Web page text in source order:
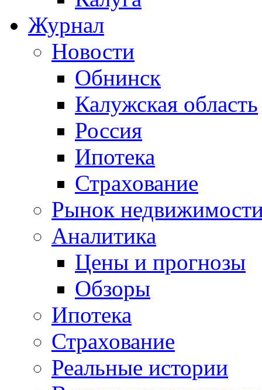
Журнал
Новости
Обнинск
Калужская область
Россия
Ипотека
Страхование
Рынок
Аналитика
Цены и прогнозы
Обзоры
Ипотека
Страхование
Реальные истории